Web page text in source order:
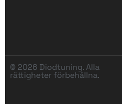
© 2026 Diodtuning. Alla
rättigheter förbehållna.